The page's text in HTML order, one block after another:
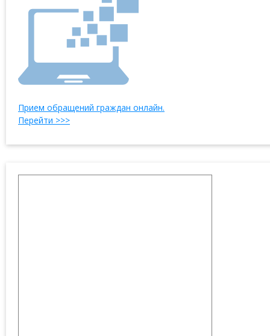
Прием обращений граждан онлайн.
Перейти >>>